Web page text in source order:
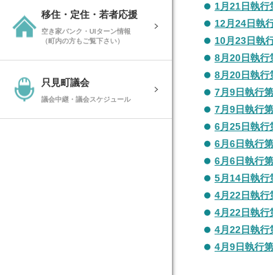
移住・定住・若者応援
空き家バンク・UIターン情報
（町内の方もご覧下さい）
只見町議会
議会中継・議会スケジュール
1月21日執行
12月24日執
10月23日執
8月20日執行
8月20日執行
7月9日執行
7月9日執行
6月25日執行
6月6日執行
6月6日執行
5月14日執行
4月22日執行
4月22日執行
4月22日執行
4月9日執行